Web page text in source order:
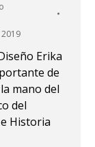
Erika
de
mano del
del
Historia